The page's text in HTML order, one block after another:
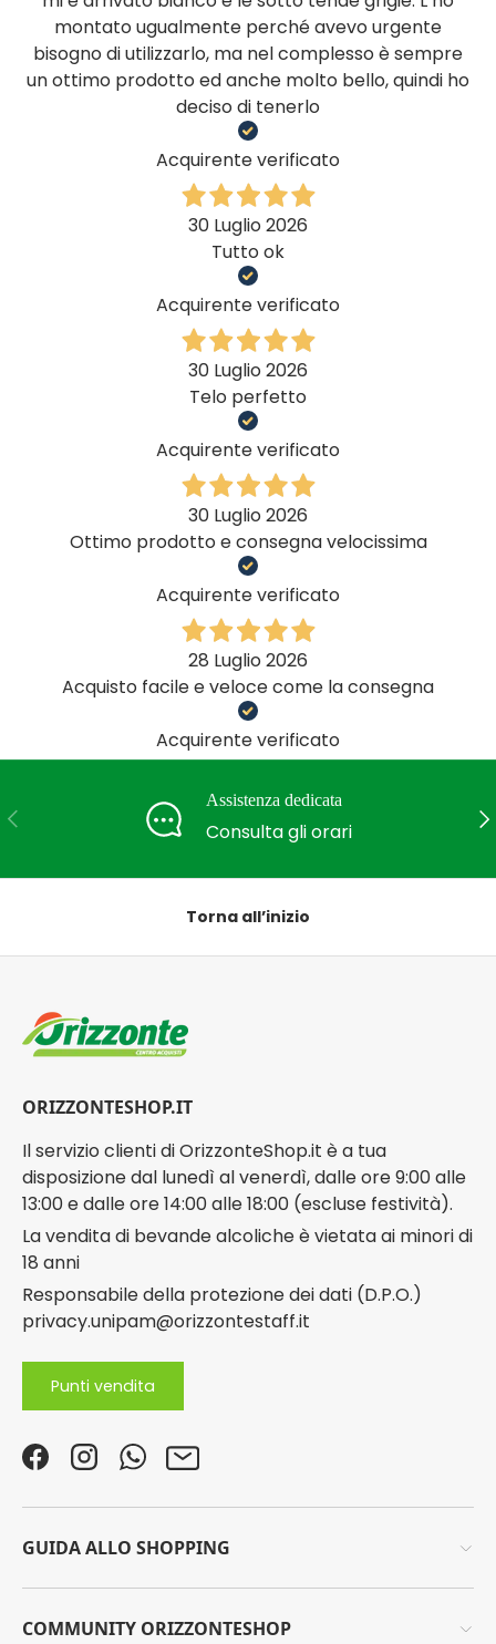
montato ugualmente perché avevo urgente
bisogno di utilizzarlo, ma nel complesso è sempre
un ottimo prodotto ed anche molto bello, quindi ho
deciso di tenerlo
Acquirente verificato
30 Luglio 2026
Tutto ok
Acquirente verificato
30 Luglio 2026
Telo perfetto
Acquirente verificato
30 Luglio 2026
Ottimo prodotto e consegna velocissima
Acquirente verificato
28 Luglio 2026
Acquisto facile e veloce come la consegna
Acquirente verificato
Indietro
Assistenza dedicata
Consulta gli orari
Torna all’inizio
ORIZZONTESHOP.IT
Il servizio clienti di OrizzonteShop.it è a tua
disposizione dal lunedì al venerdì, dalle ore 9:00 alle
13:00 e dalle ore 14:00 alle 18:00 (escluse festività).
La vendita di bevande alcoliche è vietata ai minori di
18 anni
Responsabile della protezione dei dati (D.P.O.)
privacy.unipam@orizzontestaff.it
Punti vendita
FacebookInstagramWhatsApp
Email
GUIDA ALLO SHOPPING
COMMUNITY ORIZZONTESHOP